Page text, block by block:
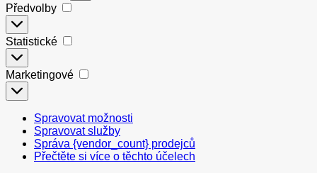
Předvolby
Předvolby
Statistické
Statistické
Marketingové
Marketingové
Spravovat možnosti
Spravovat služby
Správa {vendor_count} prodejců
Přečtěte si více o těchto účelech